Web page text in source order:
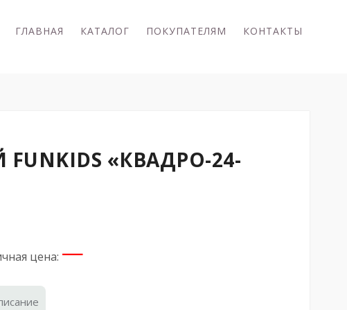
ГЛАВНАЯ КАТАЛОГ ПОКУПАТЕЛЯМ КОНТАКТЫ
«КВАДРО-24-
цена: —